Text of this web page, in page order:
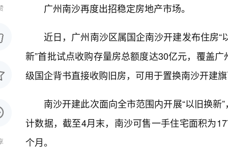
广州南沙再度出招稳定房地产市场。
近日，广州南沙区属国企南沙开建发布住房“
新”首批试点收购存量房总额度达30亿元，覆盖
级国企背书直接收购旧房，可用于置换南沙开建
南沙开建此次面向全市范围内开展“以旧换
计数据，截至4月末，南沙可售一手住宅面积为
个月。